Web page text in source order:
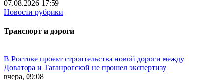
07.08.2026 17:59
Новости рубрики
Транспорт и дороги
В Ростове проект строительства новой дороги между
Доватора и Таганрогской не прошел экспертизу
вчера, 09:08